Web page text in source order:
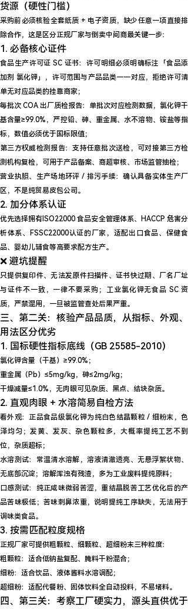
货源（硬性门槛）
采购前必须核验全套纸质 + 电子资质， 缺少任意一项直接排
除合作，这是区分正规厂家与倒卖中间商最关键一步：
1. 必备核心证件
食品生产许可证 SC 证书：许可明细必须明确标注「食品添
加剂 氯化钾」，许可范围与产品品类一一对应，拒绝许可清
单无对应品类的挂靠商家；
每批次 COA 出厂质检报告：单批次对应检测数据，氯化钾干
基含量≥99.0%，严控铅、砷、重金属、水不溶物、铵盐等指
标，数值必须优于国标限值；
第三方权威检测报告：支持任意批次送检，可对接第三方检
测机构复检，可用于产品备案、商超审核、市场监管抽检；
营业执照、生产场地环评 / 排污手续：确认具备实体生产厂
区，不是纯贸易皮包公司。
2. 加分体系认证
优先选择拥有 ISO22000 食品安全管理体系、HACCP 危害分
析体系、FSSC22000认证的厂家，适配出口食品、保健食
品、婴幼儿辅食等高要求配方生产。
❌ 避坑提醒
只提供复印件、无法发原件扫描件、证书快过期、厂名厂址
与证件不一致，一律不要采购；工业氯化钾无食品 SC 资
质，严禁混用，一旦被监管查处后果严重。
三、第二关：核验产品品质，从指标、外观、
用法区分优劣
1. 国标硬性指标底线（GB 25585-2010）
氯化钾含量（干基）≥99.0% ；
重金属（Pb）≤5mg/kg，砷≤2mg/kg；
干燥减量≤1.0%，无肉眼可见杂质、黑点、结块杂质。
2. 直观肉眼 + 水溶简易自检方法
看外观：正品食品级氯化钾为纯白色结晶颗粒 / 细粉末，色
泽均匀；发黄、发灰、杂色颗粒多，大概率提纯工艺不到
位，杂质超标；
水溶测试：常温清水溶解，溶液清澈透亮、无悬浮絮状物、
无底部沉淀；溶解浑浊有残渣，多为工业废料提纯原料；
口感测试：纯正咸味微弱苦涩，重结晶脱苦工艺优化后的产
品苦味极低；苦味刺鼻浓重，说明提纯工序缺失，无法用于
调味类食品。
3. 按需匹配粒度规格
正规厂家可提供粗颗粒、细颗粒、超细粉末三种粒度：
粗颗粒：适合低钠盐复配、腌料干粉混合；
细粉：适合饮品、液体酱料水溶调配；
超细粉：适配代餐粉、固体饮料全自动投料，不易堵料。
四、第三关：考察工厂硬实力，源头直供优于